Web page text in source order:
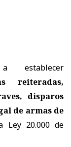
establecer
reiteradas,
disparos
de armas de
Ley 20.000 de